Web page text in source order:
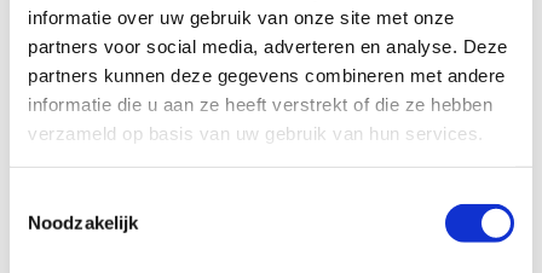
informatie over uw gebruik van onze site met onze
partners voor social media, adverteren en analyse. Deze
partners kunnen deze gegevens combineren met andere
informatie die u aan ze heeft verstrekt of die ze hebben
verzameld op basis van uw gebruik van hun services.
Noodzakelijk
Eigenschappen en Voordelen